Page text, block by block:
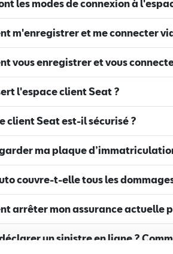
les modes de connexion à
m'enregistrer et me connecter
vous enregistrer et vous
l'espace client Seat ?
client Seat est-il sécurisé ?
ma plaque
couvre-t-elle tous les
arrêter mon assurance actuelle
un sinistre en ligne ?